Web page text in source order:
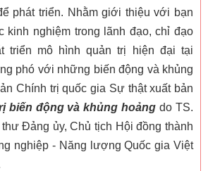
phát triển. Nhằm giới thiệu với bạn
kinh nghiệm trong lãnh đạo, chỉ đạo
triển mô hình quản trị hiện đại tại
phó với những biến động và khủng
Chính trị quốc gia Sự thật xuất bản
biến động và khủng hoảngdo TS.
Đảng ủy, Chủ tịch Hội đồng thành
nghiệp - Năng lượng Quốc gia Việt